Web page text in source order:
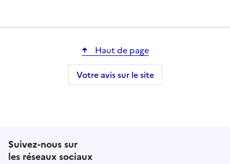
Haut de page
Votre avis sur le site
Suivez-nous sur
les réseaux sociaux